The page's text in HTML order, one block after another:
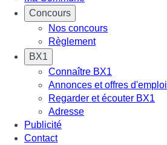
Concours
Nos concours
Règlement
BX1
Connaître BX1
Annonces et offres d'emploi
Regarder et écouter BX1
Adresse
Publicité
Contact